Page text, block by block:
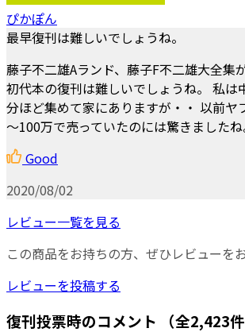
ぴかぽん
最早復刊は難しいでしょうね。
藤子不二雄Aランド、藤子F不二雄大全集
初代本の復刊は難しいでしょうね。 私は
分ほど集めて家にありますが・・ 以前ヤ
～100万で売っていたのには驚きましたね
Good
2020/08/02
レビュー一覧を見る
この商品をお持ちの方、ぜひレビューを
レビューを投稿する
復刊投票時のコメント （全2,423件